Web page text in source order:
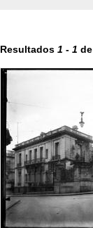
Resultados 1 - 1 de